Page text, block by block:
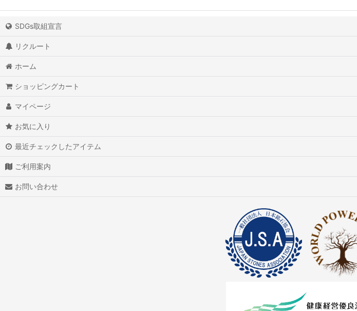
SDGs取組宣言
リクルート
ホーム
ショッピングカート
マイページ
お気に入り
最近チェックしたアイテム
ご利用案内
お問い合わせ